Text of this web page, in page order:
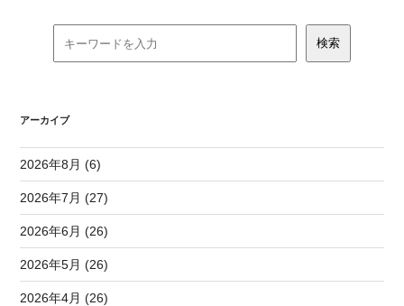
アーカイブ
2026年8月 (6)
2026年7月 (27)
2026年6月 (26)
2026年5月 (26)
2026年4月 (26)